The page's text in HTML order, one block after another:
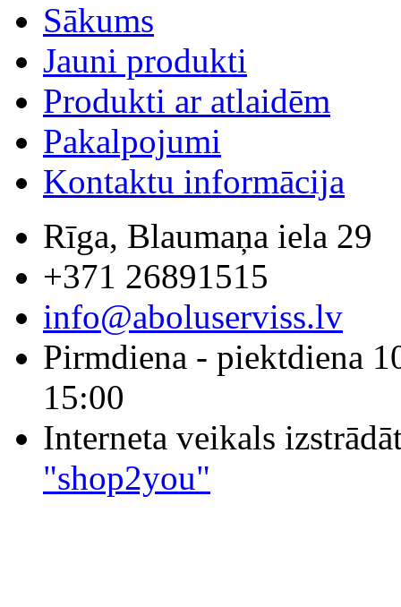
Sākums
Jauni produkti
Produkti ar atlaidēm
Pakalpojumi
Kontaktu informācija
Rīga, Blaumaņa iela 29
+371 26891515
info@aboluserviss.lv
Pirmdiena - piektdiena
15:00
Interneta veikals
"shop2you"